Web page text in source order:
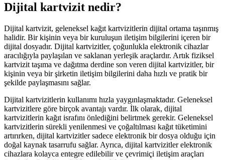
Dijital kartvizit nedir?
Dijital kartvizit, geleneksel kağıt kartvizitlerin dijital ortama taşınmış
halidir. Bir kişinin veya bir kuruluşun iletişim bilgilerini içeren bir
dijital dosyadır. Dijital kartvizitler, çoğunlukla elektronik cihazlar
aracılığıyla paylaşılan ve saklanan yerleşik araçlardır. Artık fiziksel
kartvizit taşıma ve dağıtma derdine son veren dijital kartvizitler, bir
kişinin veya bir şirketin iletişim bilgilerini daha hızlı ve pratik bir
şekilde paylaşmasını sağlar.
Dijital kartvizitlerin kullanımı hızla yaygınlaşmaktadır. Geleneksel
kartvizitlere göre birçok avantajı vardır. İlk olarak, dijital
kartvizitlerin kağıt israfını önlediğini belirtmek gerekir. Geleneksel
kartvizitlerin sürekli yenilenmesi ve çoğaltılması kağıt tüketimini
artırırken, dijital kartvizitler sadece elektronik bir dosya olduğu için
doğal kaynak tasarrufu sağlar. Ayrıca, dijital kartvizitler elektronik
cihazlara kolayca entegre edilebilir ve çevrimiçi iletişim araçları